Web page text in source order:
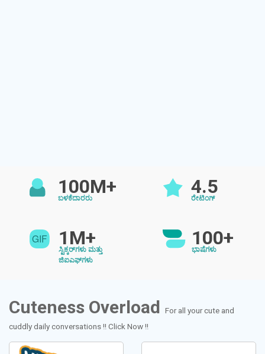
100M+
ಬಳಕೆದಾರರು
4.5
ರೇಟಿಂಗ್
1M+
ಸ್ಟಿಕ್ಕರ್‌ಗಳು ಮತ್ತು
ಜಿಐಎಫ್‌ಗಳು
100+
ಭಾಷೆಗಳು
Cuteness Overload For all your cute and
cuddly daily conversations !! Click Now !!